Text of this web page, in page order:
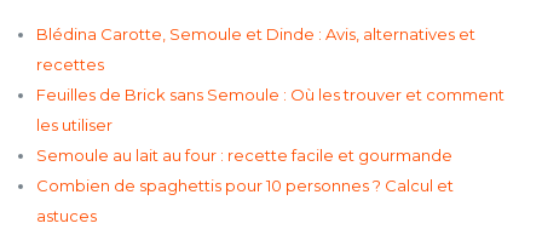
Blédina Carotte, Semoule et Dinde : Avis, alternatives et
recettes
Feuilles de Brick sans Semoule : Où les trouver et comment
les utiliser
Semoule au lait au four : recette facile et gourmande
Combien de spaghettis pour 10 personnes ? Calcul et
astuces